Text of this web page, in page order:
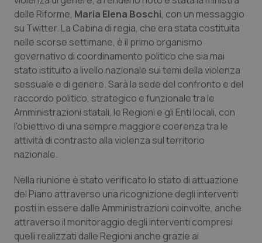
Campania
Emilia-Romagna
Friuli Venezia Giulia
Lazio
Liguria
Lombardia
Marche
Molise
Car-T
Colesterolo & coronaropatie
Dermatite Atopica
Diabete & glucometri
Disturbi dell’umore
Dolore
Donna & Salute
Epatiti
delle Riforme, Maria Elena Boschi, con un messaggio
su Twitter. La Cabina di regia, che era stata costituita
nelle scorse settimane, è il primo organismo
governativo di coordinamento politico che sia mai
stato istituito a livello nazionale sui temi della violenza
sessuale e di genere. Sarà la sede del confronto e del
raccordo politico, strategico e funzionale tra le
Amministrazioni statali, le Regioni e gli Enti locali, con
l'obiettivo di una sempre maggiore coerenza tra le
attività di contrasto alla violenza sul territorio
nazionale.
Nella riunione è stato verificato lo stato di attuazione
del Piano attraverso una ricognizione degli interventi
posti in essere dalle Amministrazioni coinvolte, anche
attraverso il monitoraggio degli interventi compresi
quelli realizzati dalle Regioni anche grazie ai